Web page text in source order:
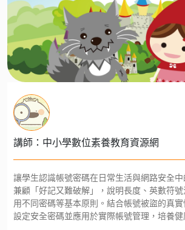
講師：中小學數位素養教育資源網
讓學生認識帳號密碼在日常生活與網路安全
兼顧「好記又難破解」，說明長度、英數符
用不同密碼等基本原則。結合帳號被盜的真
設定安全密碼並應用於實際帳號管理，培養